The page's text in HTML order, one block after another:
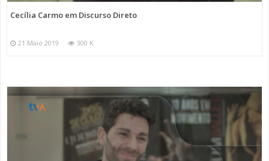
Cecília Carmo em Discurso Direto
21 Maio 2019 300 K